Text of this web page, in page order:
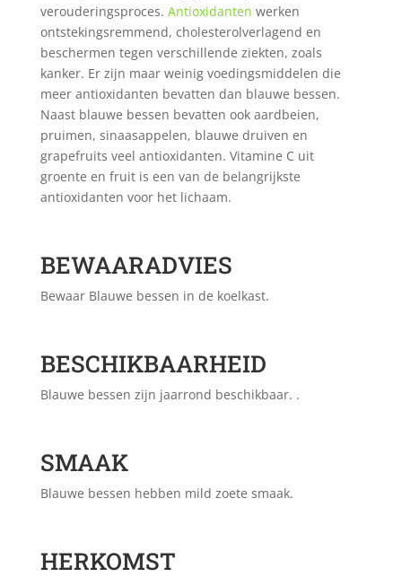
verouderingsproces. Antioxidanten werken
ontstekingsremmend, cholesterolverlagend en
beschermen tegen verschillende ziekten, zoals
kanker. Er zijn maar weinig voedingsmiddelen die
meer antioxidanten bevatten dan blauwe bessen.
Naast blauwe bessen bevatten ook aardbeien,
pruimen, sinaasappelen, blauwe druiven en
grapefruits veel antioxidanten. Vitamine C uit
groente en fruit is een van de belangrijkste
antioxidanten voor het lichaam.
BEWAARADVIES
Bewaar Blauwe bessen in de koelkast.
BESCHIKBAARHEID
Blauwe bessen zijn jaarrond beschikbaar. .
SMAAK
Blauwe bessen hebben mild zoete smaak.
HERKOMST